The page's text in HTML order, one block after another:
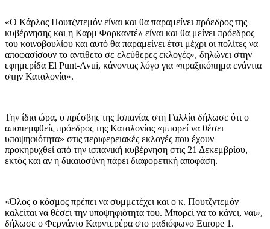
«Ο Κάρλας Πουτζντεμόν είναι και θα παραμείνει πρόεδρος της
κυβέρνησης και η Καρμ Φορκαντέλ είναι και θα μείνει πρόεδρος
του κοινοβουλίου και αυτό θα παραμείνει έτσι μέχρι οι πολίτες να
αποφασίσουν το αντίθετο σε ελεύθερες εκλογές», δηλώνει στην
εφημερίδα El Punt-Avui, κάνοντας λόγο για «πραξικόπημα ενάντια
στην Καταλονία».
Την ίδια ώρα, ο πρέσβης της Ισπανίας στη Γαλλία δήλωσε ότι ο
αποπεμφθείς πρόεδρος της Καταλονίας «μπορεί να θέσει
υποψηφιότητα» στις περιφερειακές εκλογές που έχουν
προκηρυχθεί από την ισπανική κυβέρνηση στις 21 Δεκεμβρίου,
εκτός και αν η δικαιοσύνη πάρει διαφορετική αποφάση.
«Όλος ο κόσμος πρέπει να συμμετέχει και ο κ. Πουτζντεμόν
καλείται να θέσει την υποψηφιότητα του. Μπορεί να το κάνει, ναι»,
δήλωσε ο Φερνάντο Καρντερέρα στο ραδιόφωνο Europe 1.